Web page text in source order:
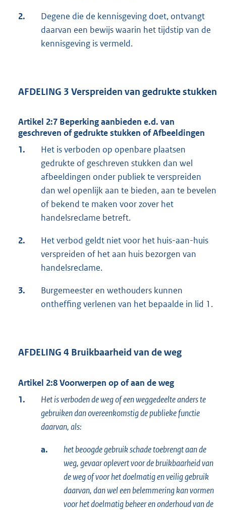
2.
Degene die de kennisgeving doet, ontvangt
daarvan een bewijs waarin het tijdstip van de
kennisgeving is vermeld.
AFDELING 3 Verspreiden van gedrukte stukken
Artikel 2:7 Beperking aanbieden e.d. van
geschreven of gedrukte stukken of Afbeeldingen
1.
Het is verboden op openbare plaatsen
gedrukte of geschreven stukken dan wel
afbeeldingen onder publiek te verspreiden
dan wel openlijk aan te bieden, aan te bevelen
of bekend te maken voor zover het
handelsreclame betreft.
2.
Het verbod geldt niet voor het huis-aan-huis
verspreiden of het aan huis bezorgen van
handelsreclame.
3.
Burgemeester en wethouders kunnen
ontheffing verlenen van het bepaalde in lid 1.
AFDELING 4 Bruikbaarheid van de weg
Artikel 2:8 Voorwerpen op of aan de weg
1.
Het is verboden de weg of een weggedeelte anders te
gebruiken dan overeenkomstig de publieke functie
daarvan, als:
a.
het beoogde gebruik schade toebrengt aan de
weg, gevaar oplevert voor de bruikbaarheid van
de weg of voor het doelmatig en veilig gebruik
daarvan, dan wel een belemmering kan vormen
voor het doelmatig beheer en onderhoud van de